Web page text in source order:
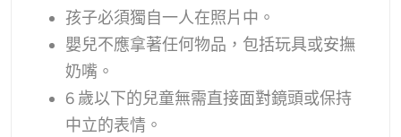
孩子必須獨自一人在照片中。
嬰兒不應拿著任何物品，包括玩具或安撫
奶嘴。
6 歲以下的兒童無需直接面對鏡頭或保持
中立的表情。